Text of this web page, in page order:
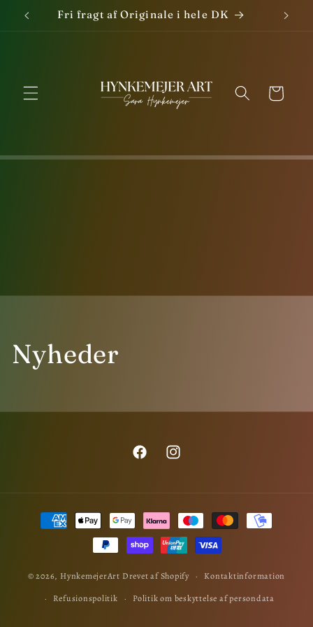
Gå til
indhold
Fri fragt af Originale i hele DK
Indkøbskurv
Nyheder
FacebookInstagram
Betalingsmetoder
© 2026, HynkemejerArt Drevet af Shopify Kontaktinformation
Refusionspolitik Politik om beskyttelse af persondata